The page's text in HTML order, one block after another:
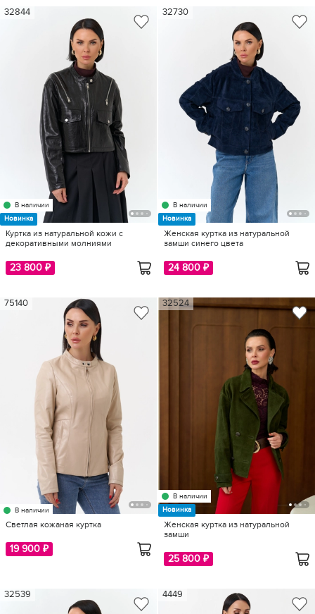
В наличии
Новинка
32844
Куртка из натуральной кожи с
декоративными молниями
23 800 ₽
В наличии
Новинка
32730
Женская куртка из натуральной
замши синего цвета
24 800 ₽
В наличии
75140
Светлая кожаная куртка
19 900 ₽
В наличии
Новинка
32524
Женская куртка из натуральной
замши
25 800 ₽
32539 4449